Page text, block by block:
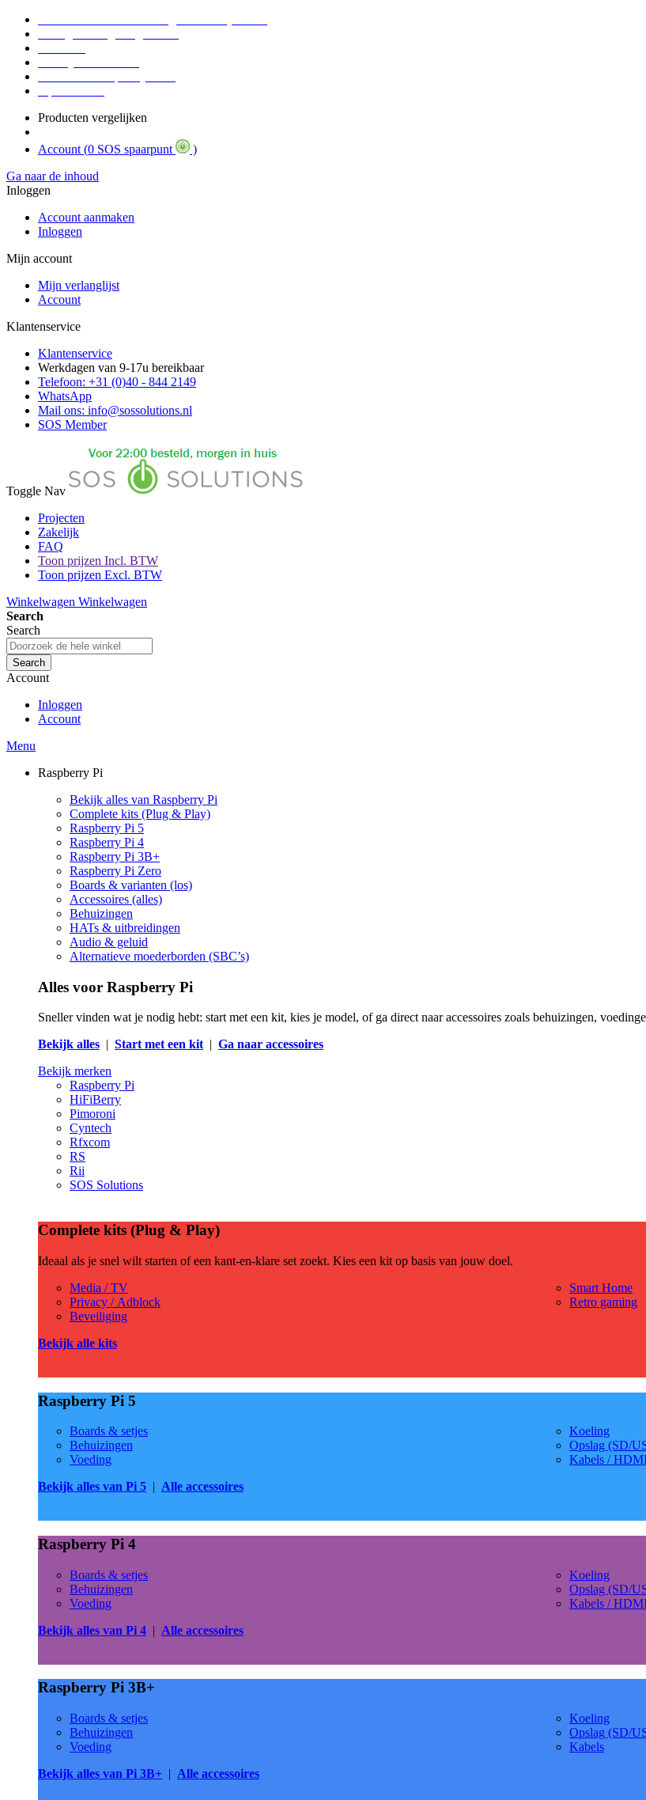
Producten vergelijken
Account (0 SOS spaarpunt
)
Ga naar de inhoud
Inloggen
Account aanmaken
Inloggen
Mijn account
Mijn verlanglijst
Account
Klantenservice
Klantenservice
Werkdagen van 9-17u bereikbaar
Telefoon: +31 (0)40 - 844 2149
WhatsApp
Mail ons: info@sossolutions.nl
SOS Member
Toggle Nav
Projecten
Zakelijk
FAQ
Toon prijzen Incl. BTW
Toon prijzen Excl. BTW
Winkelwagen Winkelwagen
Search
Search
Search
Account
Inloggen
Account
Menu
Raspberry Pi
Bekijk alles van Raspberry Pi
Complete kits (Plug & Play)
Raspberry Pi 5
Raspberry Pi 4
Raspberry Pi 3B+
Raspberry Pi Zero
Boards & varianten (los)
Accessoires (alles)
Behuizingen
HATs & uitbreidingen
Audio & geluid
Alternatieve moederborden (SBC’s)
Alles voor Raspberry Pi
Sneller vinden wat je nodig hebt: start met een kit, kies je model, of ga direct naar accessoires zoals behuizingen,
Bekijk alles | Start met een kit| Ga naar accessoires
Bekijk merken
Raspberry Pi
HiFiBerry
Pimoroni
Cyntech
Rfxcom
RS
Rii
SOS Solutions
Complete kits (Plug & Play)
Ideaal als je snel wilt starten of een kant-en-klare set zoekt. Kies een kit op basis van jouw doel.
Media / TV
Privacy / Adblock
Beveiliging
Smart Home
Retro gaming
Bekijk alle kits
Raspberry Pi 5
Boards & setjes
Behuizingen
Voeding
Koeling
Opslag (SD/
Kabels /
Bekijk alles van Pi 5 | Alle accessoires
Raspberry Pi 4
Boards & setjes
Behuizingen
Voeding
Koeling
Opslag (SD/
Kabels /
Bekijk alles van Pi 4 | Alle accessoires
Raspberry Pi 3B+
Boards & setjes
Behuizingen
Voeding
Koeling
Opslag (SD/
Kabels
Bekijk alles van Pi 3B+ | Alle accessoires